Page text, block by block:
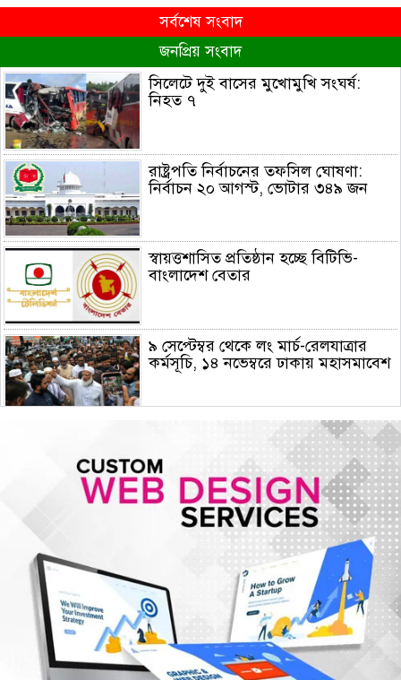
সর্বশেষ সংবাদ
জনপ্রিয় সংবাদ
সিলেটে দুই বাসের মুখোমুখি সংঘর্ষ:
নিহত ৭
রাষ্ট্রপতি নির্বাচনের তফসিল ঘোষণা:
নির্বাচন ২০ আগস্ট, ভোটার ৩৪৯ জন
স্বায়ত্তশাসিত প্রতিষ্ঠান হচ্ছে বিটিভি-
বাংলাদেশ বেতার
৯ সেপ্টেম্বর থেকে লং মার্চ-রেলযাত্রার
কর্মসূচি, ১৪ নভেম্বরে ঢাকায় মহাসমাবেশ
হরমুজে নতুন নৌপথে ওমানের সঙ্গে
জরুরি জ্বালানি সরবরাহ নিশ্চিতে ৮ কার্গো
এলএনজি ও ৫ হাজার টন এলপিজি
কেনার নীতিগত অনুমোদন
নদী দূষণ রোধে সমন্বিত পদক্ষেপ গ্রহণে
অবহেলার কোনো সুযোগ নেই : প্রধানমন্ত্রী